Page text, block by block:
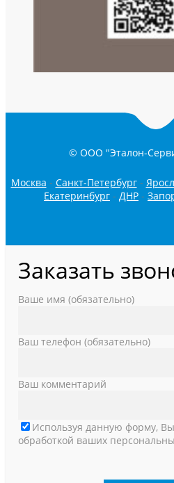
© ООО "Эталон-
Москва - Санкт-Петербург-
Екатеринбург - ДНР -
Заказать
Ваше имя (обязательно)
Ваш телефон (обязательно)
Ваш комментарий
Используя данную форму,
обработкой ваших